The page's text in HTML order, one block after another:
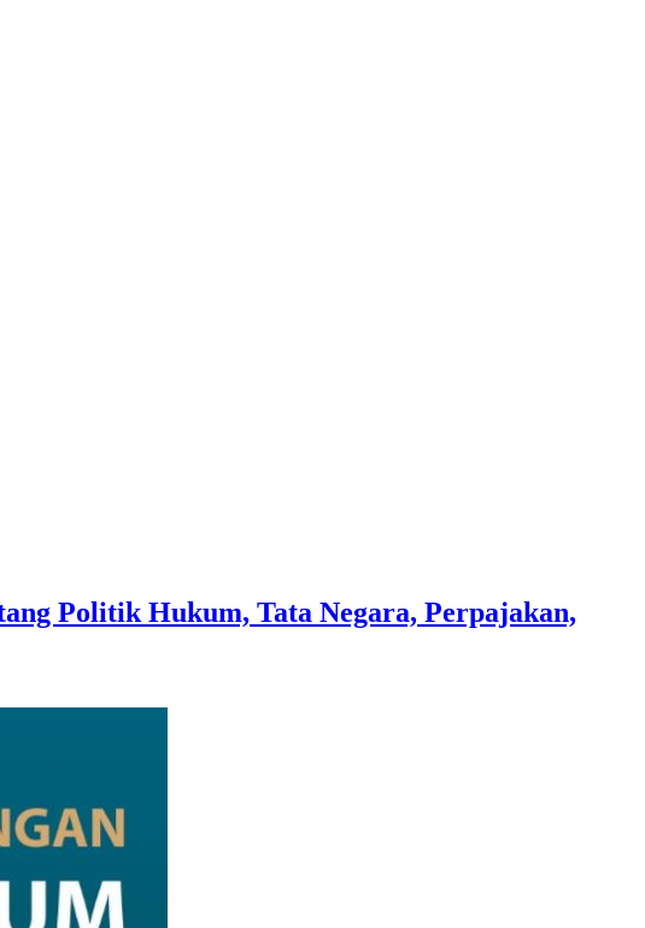
Politik Hukum, Tata Negara, Perpajakan,